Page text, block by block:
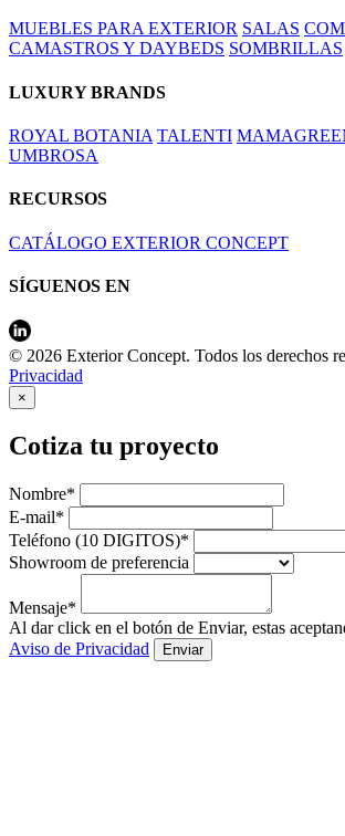
MUEBLES PARA EXTERIOR SALAS
CAMASTROS Y DAYBEDS SOMBRILLAS
LUXURY BRANDS
ROYAL BOTANIA TALENTI
UMBROSA
RECURSOS
CATÁLOGO EXTERIOR CONCEPT
SÍGUENOS EN
© 2026 Exterior Concept. Todos los derechos
Privacidad
×
Cotiza tu proyecto
Nombre*
E-mail*
Teléfono (10 DIGITOS)*
Showroom de preferencia
Mensaje*
Al dar click en el botón de Enviar, estas
Aviso de Privacidad